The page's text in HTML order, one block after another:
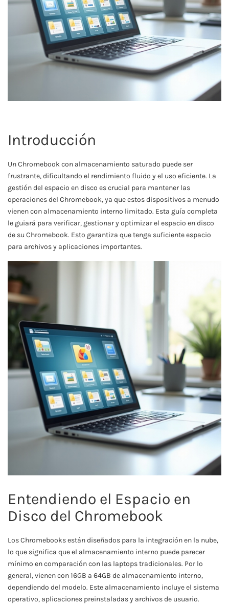
Introducción
Un Chromebook con almacenamiento saturado puede ser
frustrante, dificultando el rendimiento fluido y el uso eficiente. La
gestión del espacio en disco es crucial para mantener las
operaciones del Chromebook, ya que estos dispositivos a menudo
vienen con almacenamiento interno limitado. Esta guía completa
le guiará para verificar, gestionar y optimizar el espacio en disco
de su Chromebook. Esto garantiza que tenga suficiente espacio
para archivos y aplicaciones importantes.
Entendiendo el Espacio en
Disco del Chromebook
Los Chromebooks están diseñados para la integración en la nube,
lo que significa que el almacenamiento interno puede parecer
mínimo en comparación con las laptops tradicionales. Por lo
general, vienen con 16GB a 64GB de almacenamiento interno,
dependiendo del modelo. Este almacenamiento incluye el sistema
operativo, aplicaciones preinstaladas y archivos de usuario.